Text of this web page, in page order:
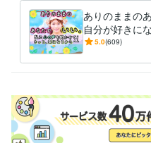
お話は丁寧に伺わせていただき
ご安心くださいませ(o^^o)
経験職種
ライフスタイル・その他 / カウン
ライフスタイル・その他 / 保育
ライフスタイル・その他 / 公務員
ありのままの
自分が好きに
モヤ/愚痴/女
5.0(609)